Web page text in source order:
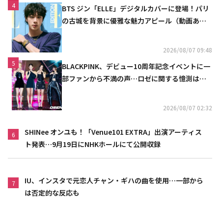
4
BTS ジン「ELLE」デジタルカバーに登場！パリ
の古城を背景に優雅な魅力アピール（動画あ
2026/08/07 09:48
5
BLACKPINK、デビュー10周年記念イベントに一
部ファンから不満の声…ロゼに関する憶測は否
2026/08/07 02:32
6
SHINee オンユも！「Venue101 EXTRA」出演アーティス
ト発表…9月19日にNHKホールにて公開収録
7
IU、インスタで元恋人チャン・ギハの曲を使用…一部から
は否定的な反応も